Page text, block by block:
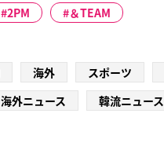
2PM ＆TEAM
海外 スポーツ
海外ニュース 韓流ニュース